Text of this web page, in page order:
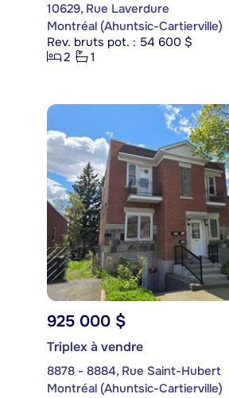
10629, Rue Laverdure
Montréal (Ahuntsic-Cartierville)
Rev. bruts pot. : 54 600 $
2
1
925 000 $
Triplex à vendre
8878 - 8884, Rue Saint-Hubert
Montréal (Ahuntsic-Cartierville)